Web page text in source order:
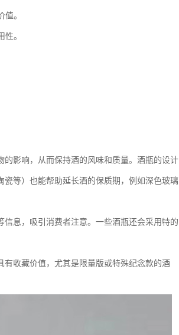
。
。
影响，从而保持酒的风味和质量。酒瓶的设计
等）也能帮助延长酒的保质期，例如深色玻璃
息，吸引消费者注意。一些酒瓶还会采用特的
收藏价值，尤其是限量版或特殊纪念款的酒